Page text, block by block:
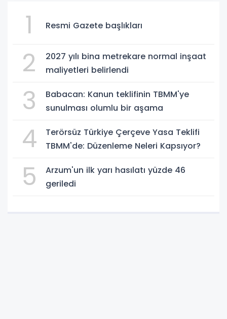
1 Resmi Gazete başlıkları
2
2027 yılı bina metrekare normal inşaat
maliyetleri belirlendi
3
Babacan: Kanun teklifinin TBMM'ye
sunulması olumlu bir aşama
4
Terörsüz Türkiye Çerçeve Yasa Teklifi
TBMM'de: Düzenleme Neleri Kapsıyor?
5
Arzum'un ilk yarı hasılatı yüzde 46
geriledi